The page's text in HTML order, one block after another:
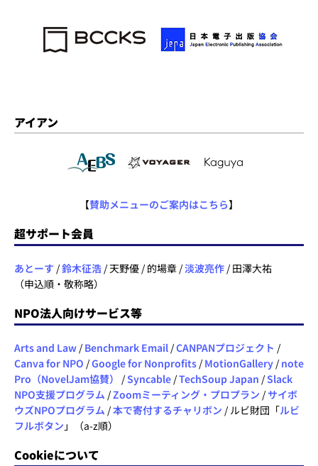
アイアン
【賛助メニューのご案内はこちら】
超サポート会員
あとーす /鈴木征浩 / 天野優 / 的場章 /淡波亮作 / 田澤大祐
（申込順・敬称略）
NPO法人向けサービス等
Arts and Law / Benchmark Email /CANPANプロジェクト /
Canva for NPO /Google for Nonprofits / MotionGallery / note
Pro（NovelJam協賛）
/Syncable /TechSoup Japan /Slack
NPO支援プログラム /Zoomミーティング・プロプラン /サイボ
ウズNPOプログラム /本で寄付するチャリボン / ルビ財団「ルビ
フルボタン 」（a-z順）
Cookieについて